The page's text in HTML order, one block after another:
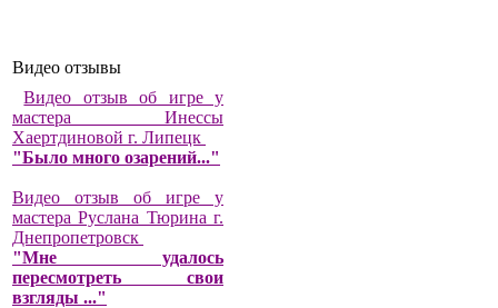
Видео отзывы
Видео отзыв об игре у
мастера Инессы
Хаертдиновой г. Липецк
"Было много озарений..."
Видео отзыв об игре у
мастера Руслана Тюрина г.
Днепропетровск
"Мне удалось
пересмотреть свои
взгляды ..."